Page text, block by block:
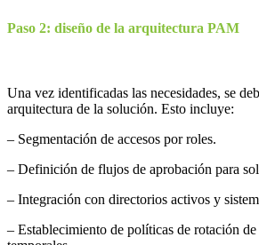
Paso 2: diseño de la arquitectura PAM
Una vez identificadas las necesidades, se
arquitectura de la solución. Esto incluye:
– Segmentación de accesos por roles.
– Definición de flujos de aprobación para
– Integración con directorios activos y
– Establecimiento de políticas de rotación de